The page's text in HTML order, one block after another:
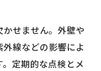
せません。外壁や
線などの影響によ
定期的な点検とメ